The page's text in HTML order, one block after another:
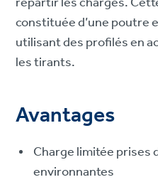
constituée d’une poutre
utilisant des profilés en
les tirants.
Avantages
Charge limitée
environnantes